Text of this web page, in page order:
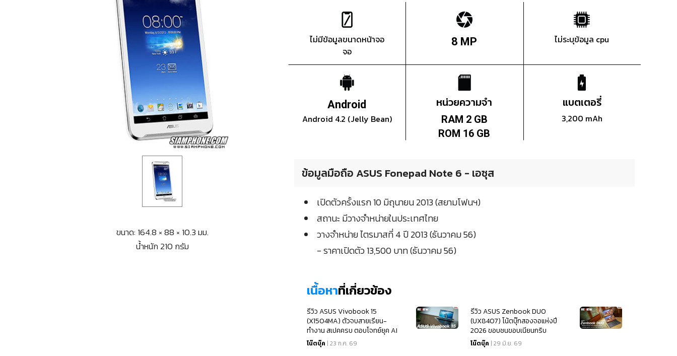
ขนาด: 164.8 × 88 × 10.3 มม.
น้ำหนัก 210 กรัม
ไม่มีข้อมูลขนาดหน้าจอ
จอ
8 MP ไม่ระบุข้อมูล cpu
Android
Android 4.2 (Jelly Bean)
หน่วยความจำ
RAM 2 GB
ROM 16 GB
แบตเตอรี่
3,200 mAh
ข้อมูลมือถือ ASUS Fonepad Note 6 - เอซุส
เปิดตัวครั้งแรก 10 มิถุนายน 2013 (สยามโฟนฯ)
สถานะ มีวางจำหน่ายในประเทศไทย
วางจำหน่าย ไตรมาสที่ 4 ปี 2013 (ธันวาคม 56)
- ราคาเปิดตัว 13,500 บาท (ธันวาคม 56)
เนื้อหาที่เกี่ยวข้อง
รีวิว ASUS Vivobook 15
(X1504MA) ตัวจบสายเรียน-
ทำงาน สเปคครบ ตอบโจทย์ยุค AI
โน๊ตบุ๊ค | 23 ก.ค. 69
รีวิว ASUS Zenbook DUO
(UX8407) โน้ตบุ๊กสองจอแห่งปี
2026 ขอบชนขอบเนียนกริบ
บานพับใหม่ ขุมพลัง Intel Core
Ultra (Series 3)
โน๊ตบุ๊ค | 29 มิ.ย. 69